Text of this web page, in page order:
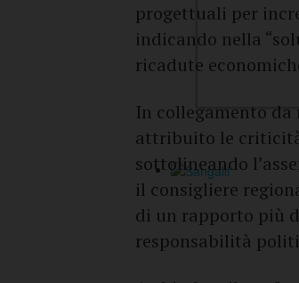
progettuali per
indicando nella
ricadute
In collegamento
attribuito le
sottolineando
il consigliere
di un rapporto più
responsabilità